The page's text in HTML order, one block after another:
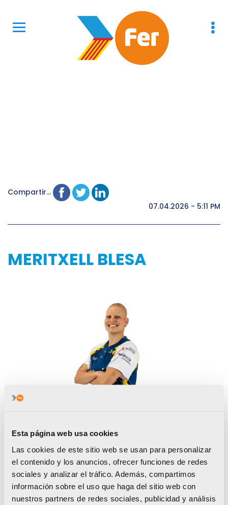
Esta página web usa cookies
Las cookies de este sitio web se usan para personalizar
el contenido y los anuncios, ofrecer funciones de redes
sociales y analizar el tráfico. Además, compartimos
información sobre el uso que haga del sitio web con
nuestros partners de redes sociales, publicidad y análisis
Compartir...
07.04.2026 - 5:11 PM
MERITXELL BLESA